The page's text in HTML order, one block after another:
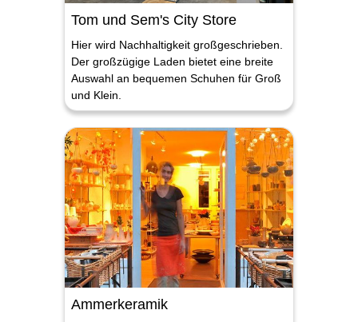
Tom und Sem's City Store
Hier wird Nachhaltigkeit großgeschrieben.
Der großzügige Laden bietet eine breite
Auswahl an bequemen Schuhen für Groß
und Klein.
Ammerkeramik